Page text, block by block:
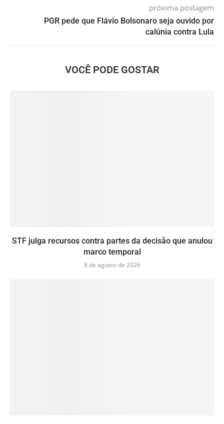
próxima postagem
PGR pede que Flávio Bolsonaro seja ouvido por
calúnia contra Lula
VOCÊ PODE GOSTAR
STF julga recursos contra partes da decisão que anulou
marco temporal
8 de agosto de 2026